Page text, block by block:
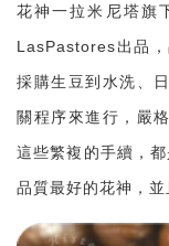
花神一拉米尼塔旗
LasPastores出品
採購生豆到水洗、
關程序來進行，嚴
這些繁複的手續，
品質最好的花神，並